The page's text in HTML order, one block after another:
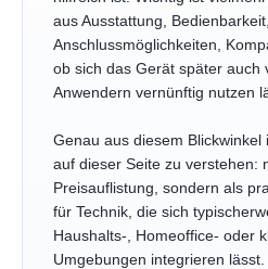
aus Ausstattung, Bedienbarkeit,
Anschlussmöglichkeiten,
ob sich das Gerät später auch
Anwendern vernünftig nutzen
Genau aus diesem Blickwinkel
auf dieser Seite zu verstehen:
Preisauflistung, sondern als
für Technik, die sich
Haushalts-, Homeoffice- oder
Umgebungen integrieren